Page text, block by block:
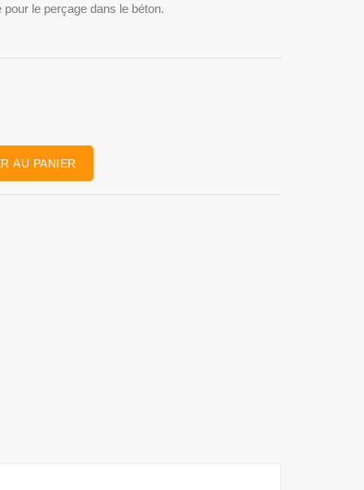
le perçage dans le béton.
AU PANIER